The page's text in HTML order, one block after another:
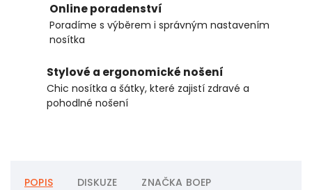
Online poradenství
Poradíme s výběrem i správným nastavením
nosítka
Stylové a ergonomické nošení
Chic nosítka a šátky, které zajistí zdravé a
pohodlné nošení
POPIS DISKUZE ZNAČKA BOEP